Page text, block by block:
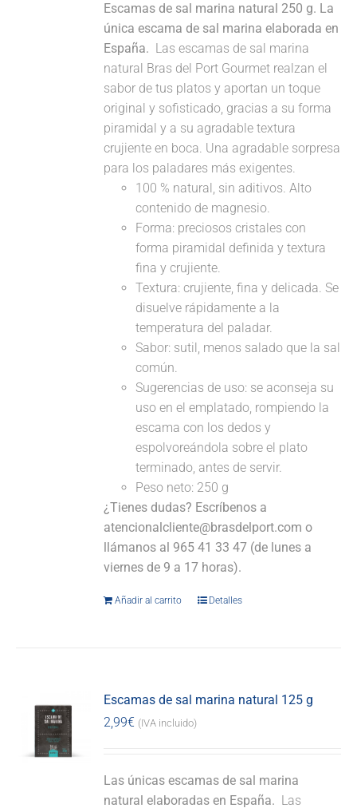
Escamas de sal marina natural 250 g. La
única escama de sal marina elaborada en
España. Las escamas de sal marina
natural Bras del Port Gourmet realzan el
sabor de tus platos y aportan un toque
original y sofisticado, gracias a su forma
piramidal y a su agradable textura
crujiente en boca. Una agradable sorpresa
para los paladares más exigentes.
100 % natural, sin aditivos. Alto
contenido de magnesio.
Forma: preciosos cristales con
forma piramidal definida y textura
fina y crujiente.
Textura: crujiente, fina y delicada. Se
disuelve rápidamente a la
temperatura del paladar.
Sabor: sutil, menos salado que la sal
común.
Sugerencias de uso: se aconseja su
uso en el emplatado, rompiendo la
escama con los dedos y
espolvoreándola sobre el plato
terminado, antes de servir.
Peso neto: 250 g
¿Tienes dudas? Escríbenos a
atencionalcliente@brasdelport.com o
llámanos al 965 41 33 47 (de lunes a
viernes de 9 a 17 horas).
Añadir al carrito Detalles
Escamas de sal marina natural 125 g
2,99€ (IVA incluido)
Las únicas escamas de sal marina
natural elaboradas en España. Las